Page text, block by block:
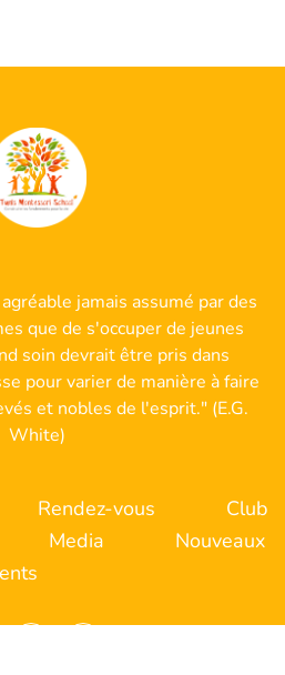
jamais assumé par des
que de s'occuper de jeunes
soin devrait être pris dans
pour varier de manière à faire
et nobles de l'esprit." (E.G.
White)
Rendez-vous
Club
Media
Nouveaux